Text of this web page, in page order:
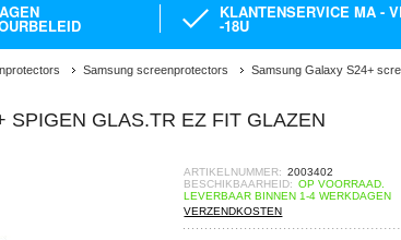
KLANTENSERVICE MA -
-18U
Samsung screenprotectors Samsung Galaxy S24+
SPIGEN GLAS.TR EZ FIT GLAZEN
ARTIKELNUMMER: 2003402
BESCHIKBAARHEID: OP VOORRAAD.
LEVERBAAR BINNEN 1-4 WERKDAGEN
VERZENDKOSTEN